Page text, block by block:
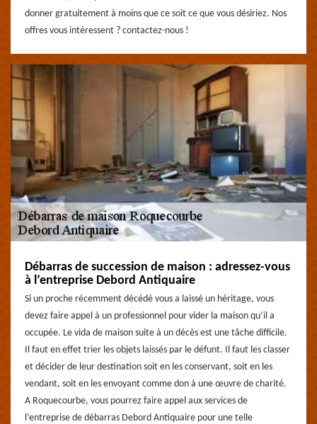
donner gratuitement à moins que ce soit ce que vous désiriez. Nos
offres vous intéressent ? contactez-nous !
Débarras de succession de maison : adressez-vous
à l’entreprise Debord Antiquaire
Si un proche récemment décédé vous a laissé un héritage, vous
devez faire appel à un professionnel pour vider la maison qu’il a
occupée. Le vida de maison suite à un décès est une tâche difficile.
Il faut en effet trier les objets laissés par le défunt. Il faut les classer
et décider de leur destination soit en les conservant, soit en les
vendant, soit en les envoyant comme don à une œuvre de charité.
A Roquecourbe, vous pourrez faire appel aux services de
l’entreprise de débarras Debord Antiquaire pour une telle